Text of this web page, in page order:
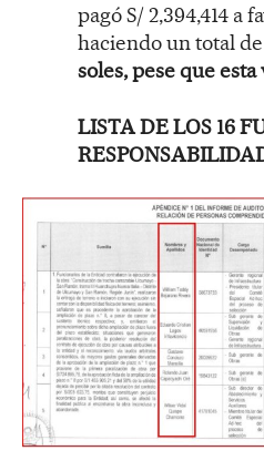
pagó S/ 2,394,414 a
haciendo un total de
soles, pese que
LISTA DE LOS 16